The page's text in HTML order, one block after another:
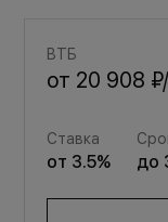
от24 420 ₽
от3.5% до
ВТБ
от 20 908 ₽
Ставка
от 3.5% до